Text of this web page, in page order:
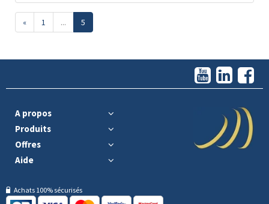
« 1 ... 5
A propos
Produits
Offres
Aide
Achats 100% sécurisés